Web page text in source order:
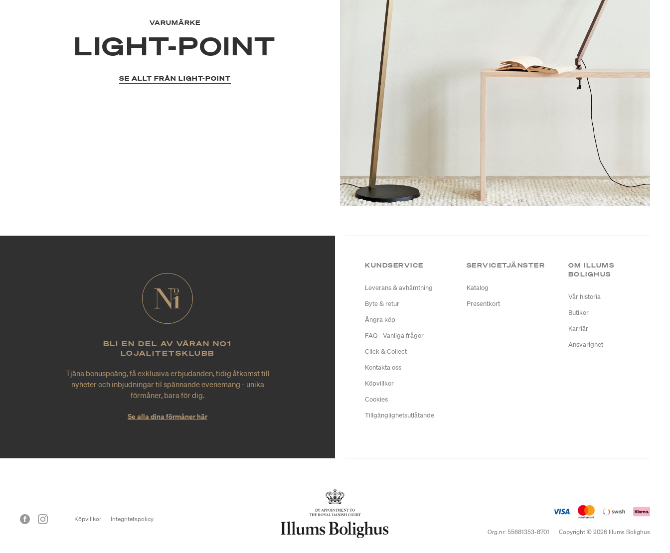
VARUMÄRKE
LIGHT-POINT
SE ALLT FRÅN LIGHT-POINT
BLI EN DEL AV VÅRAN NO1
LOJALITETSKLUBB
Tjäna bonuspoäng, få exklusiva erbjudanden, tidig åtkomst till
nyheter och inbjudningar til spännande evenemang - unika
förmåner, bara för dig.
Se alla dina förmåner här
KUNDSERVICE
Leverans & avhämtning
Byte & retur
Ångra köp
FAQ - Vanliga frågor
Click & Collect
Kontakta oss
Köpvillkor
Cookies
Tillgänglighetsutlåtande
SERVICETJÄNSTER
Katalog
Presentkort
OM ILLUMS
BOLIGHUS
Vår historia
Butiker
Karriär
Ansvarighet
Köpvillkor
Integritetspolicy
Org.nr: 55681353-8701
Copyright © 2026 Illums Bolighus